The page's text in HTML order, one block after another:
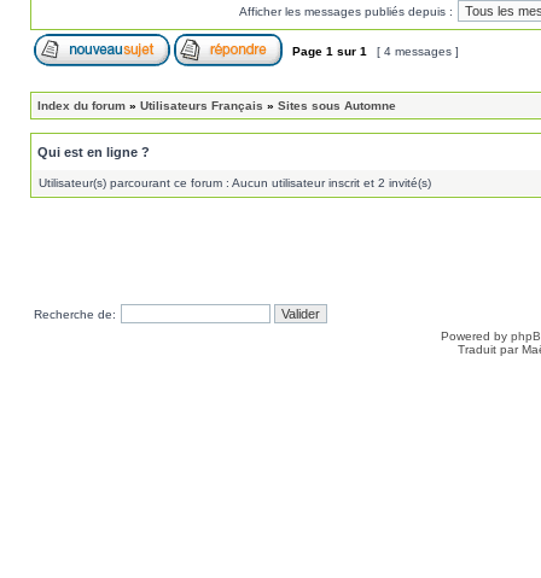
Afficher les messages publiés depuis :
Page 1 sur 1 [ 4 messages ]
Index du forum » Utilisateurs Français » Sites sous Automne
Qui est en ligne ?
Utilisateur(s) parcourant ce forum : Aucun utilisateur inscrit et 2 invité(s)
Recherche de:
Powered by
Traduit par